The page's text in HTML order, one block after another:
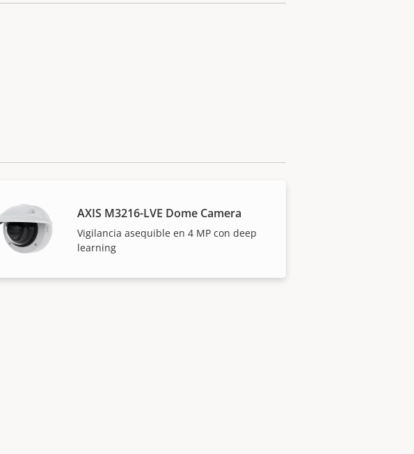
AXIS M3216-LVE Dome Camera
Vigilancia asequible en 4 MP con deep
learning